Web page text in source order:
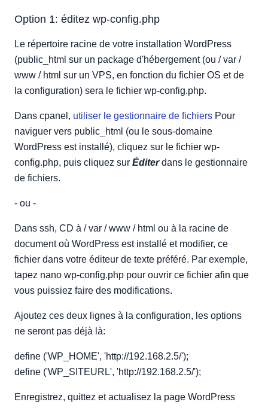
Option 1: éditez wp-config.php
Le répertoire racine de votre installation WordPress
(public_html sur un package d'hébergement (ou / var /
www / html sur un VPS, en fonction du fichier OS et de
la configuration) sera le fichier wp-config.php.
Dans cpanel, utiliser le gestionnaire de fichiers Pour
naviguer vers public_html (ou le sous-domaine
WordPress est installé), cliquez sur le fichier wp-
config.php, puis cliquez sur Éditerdans le gestionnaire
de fichiers.
- ou -
Dans ssh, CD à / var / www / html ou à la racine de
document où WordPress est installé et modifier, ce
fichier dans votre éditeur de texte préféré. Par exemple,
tapez nano wp-config.php pour ouvrir ce fichier afin que
vous puissiez faire des modifications.
Ajoutez ces deux lignes à la configuration, les options
ne seront pas déjà là:
define ('WP_HOME', 'http://192.168.2.5/');
define ('WP_SITEURL', 'http://192.168.2.5/');
Enregistrez, quittez et actualisez la page WordPress